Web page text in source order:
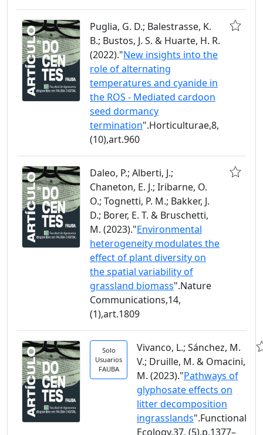
Puglia, G. D.; Balestrasse, K.
B.; Bustos, J. S. & Huarte, H. R.
(2022)."New insights into the
role of alternating
temperatures and cyanide in
the ROS - Mediated cardoon
seed dormancy
termination".Horticulturae,8,
(10),art.960
Daleo, P.; Alberti, J.;
Chaneton, E. J.; Iribarne, O.
O.; Tognetti, P. M.; Bakker, J.
D.; Borer, E. T. & Bruschetti,
M. (2023)."Environmental
heterogeneity modulates the
effect of plant diversity on
the spatial variability of
grassland biomass".Nature
Communications,14,
(1),art.1809
Solo
Usuarios
FAUBA
Vivanco, L.; Sánchez, M.
V.; Druille, M. & Omacini,
M. (2023)."Pathways of
glyphosate effects on
litter decomposition
ingrasslands".Functional
Ecology,37, (5),p.1377–